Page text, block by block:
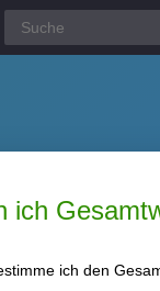
ich
ich den